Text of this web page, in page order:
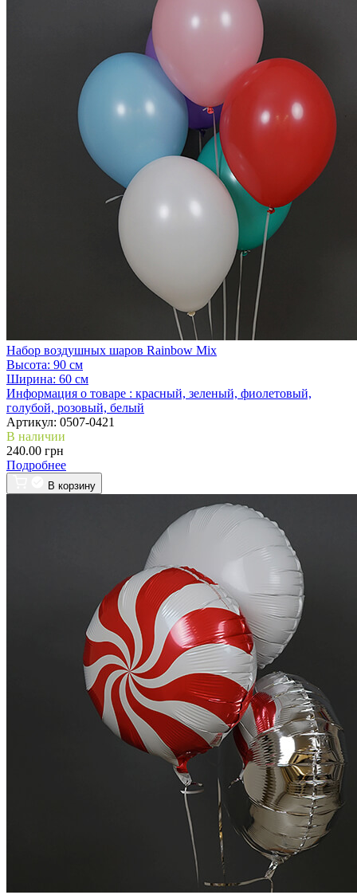
Набор воздушных шаров Rainbow Mix
Высота: 90 см
Ширина: 60 см
Информация о товаре : красный, зеленый, фиолетовый,
голубой, розовый, белый
Артикул: 0507-0421
В наличии
240.00 грн
Подробнее
В корзину